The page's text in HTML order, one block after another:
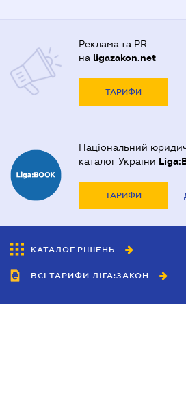
Реклама та PR
на ligazakon.net
ТАРИФИ
Національний
каталог України
ТАРИФИ
КАТАЛОГ РІШЕНЬ
ВСІ ТАРИФИ ЛІГА:ЗАКОН